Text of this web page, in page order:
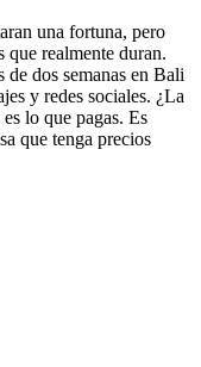
una fortuna, pero
que realmente duran.
dos semanas en Bali
y redes sociales. ¿La
lo que pagas. Es
que tenga precios